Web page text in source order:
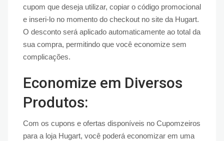
cupom que deseja utilizar, copiar o código promocional
e inseri-lo no momento do checkout no site da Hugart.
O desconto será aplicado automaticamente ao total da
sua compra, permitindo que você economize sem
complicações.
Economize em Diversos
Produtos:
Com os cupons e ofertas disponíveis no Cupomzeiros
para a loja Hugart, você poderá economizar em uma